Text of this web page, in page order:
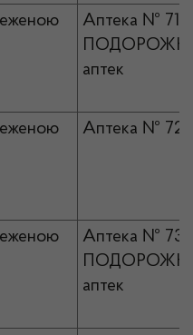
Аптека № 71
аптек
Аптека № 72
Аптека № 73
аптек